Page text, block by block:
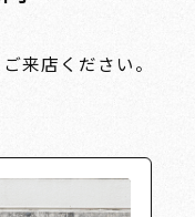
来店ください。